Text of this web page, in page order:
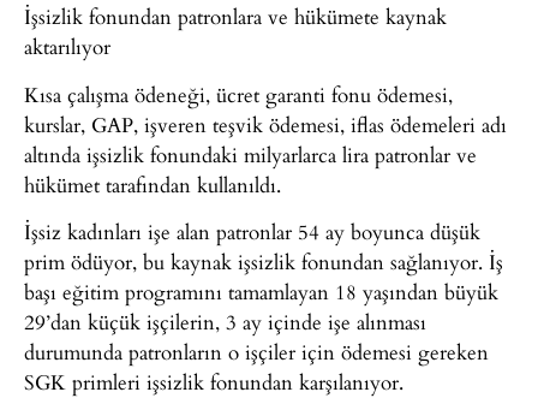
İşsizlik fonundan patronlara ve hükümete kaynak
aktarılıyor
Kısa çalışma ödeneği, ücret garanti fonu ödemesi,
kurslar, GAP, işveren teşvik ödemesi, iflas ödemeleri adı
altında işsizlik fonundaki milyarlarca lira patronlar ve
hükümet tarafından kullanıldı.
İşsiz kadınları işe alan patronlar 54 ay boyunca düşük
prim ödüyor, bu kaynak işsizlik fonundan sağlanıyor. İş
başı eğitim programını tamamlayan 18 yaşından büyük
29’dan küçük işçilerin, 3 ay içinde işe alınması
durumunda patronların o işçiler için ödemesi gereken
SGK primleri işsizlik fonundan karşılanıyor.